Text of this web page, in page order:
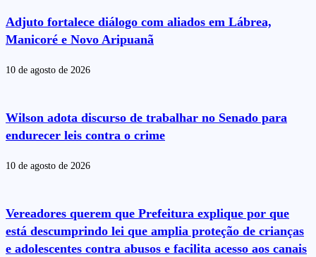
Adjuto fortalece diálogo com aliados em Lábrea,
Manicoré e Novo Aripuanã
10 de agosto de 2026
Wilson adota discurso de trabalhar no Senado para
endurecer leis contra o crime
10 de agosto de 2026
Vereadores querem que Prefeitura explique por que
está descumprindo lei que amplia proteção de crianças
e adolescentes contra abusos e facilita acesso aos canais